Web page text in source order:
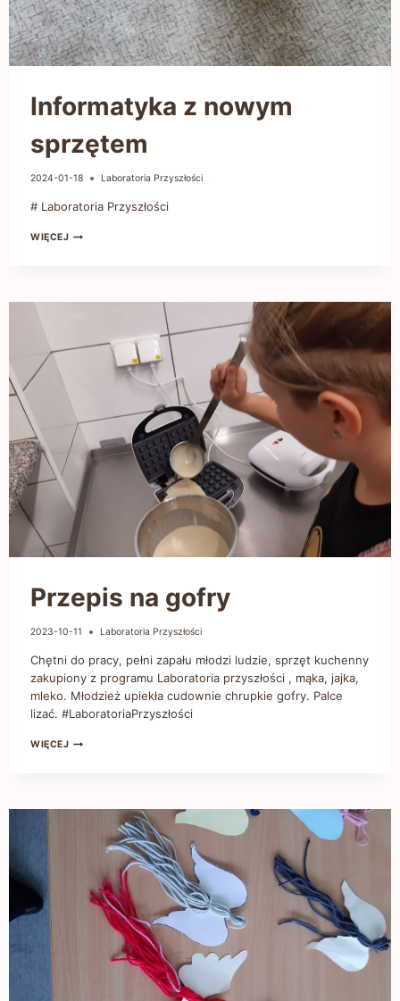
Informatyka z nowym
sprzętem
2024-01-18 Laboratoria Przyszłości
# Laboratoria Przyszłości
WIĘCEJ
Przepis na gofry
2023-10-11 Laboratoria Przyszłości
Chętni do pracy, pełni zapału młodzi ludzie, sprzęt kuchenny
zakupiony z programu Laboratoria przyszłości , mąka, jajka,
mleko. Młodzież upiekła cudownie chrupkie gofry. Palce
lizać. #LaboratoriaPrzyszłości
WIĘCEJ